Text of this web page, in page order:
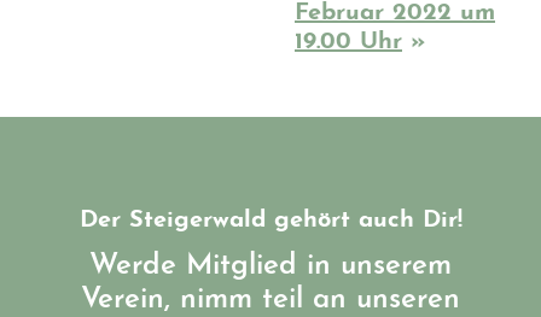
Februar 2022 um
19.00 Uhr »
Der Steigerwald gehört auch Dir!
Werde Mitglied in unserem
Verein, nimm teil an unseren